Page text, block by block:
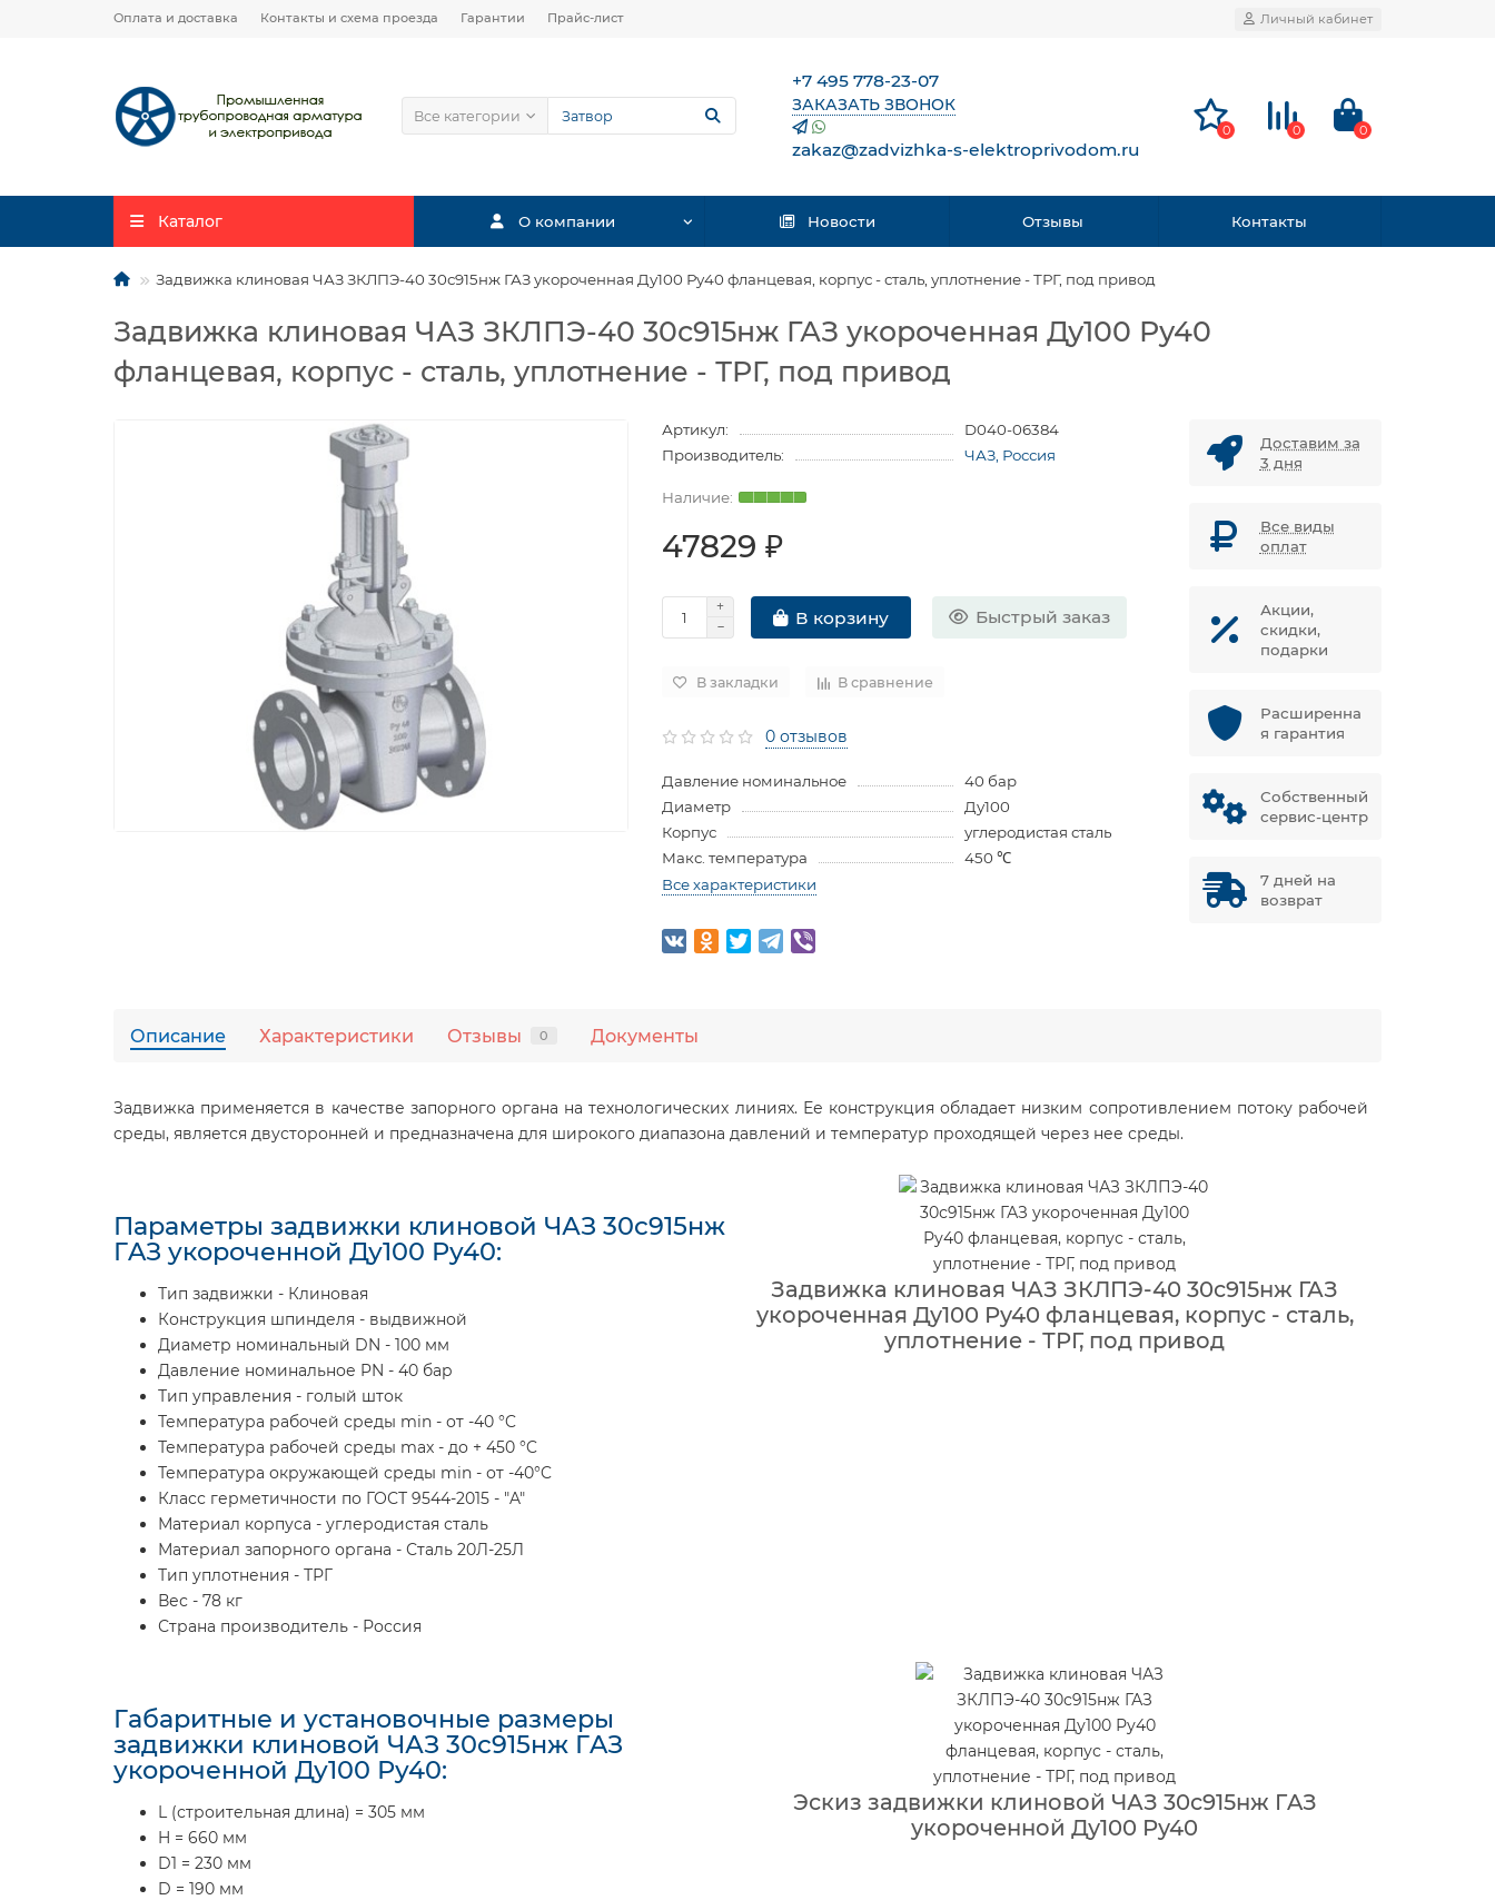
Оплата и доставка Контакты и схема проезда Гарантии Прайс-лист Личный кабинет
Все категории
+7 495 778-23-07
ЗАКАЗАТЬ ЗВОНОК
zakaz@zadvizhka-s-elektroprivodom.ru
0 0 0
Каталог О компании Новости Отзывы Контакты
Задвижка клиновая ЧАЗ ЗКЛПЭ-40 30с915нж ГАЗ укороченная Ду100 Ру40 фланцевая, корпус - сталь, уплотнение - ТРГ, под привод
Задвижка клиновая ЧАЗ ЗКЛПЭ-40 30с915нж ГАЗ укороченная Ду100 Ру40
фланцевая, корпус - сталь, уплотнение - ТРГ, под привод
Артикул:
D040-06384
Производитель:
ЧАЗ, Россия
47829 ₽
В корзину Быстрый заказ
В закладки В сравнение
0 отзывов
Давление номинальное
40 бар
Диаметр
Ду100
Корпус
углеродистая сталь
Макс. температура
450 ℃
Все характеристики
Доставим за
3 дня
Все виды
оплат
Акции,
скидки,
подарки
Расширенна
я гарантия
Собственный
сервис-центр
7 дней на
возврат
Описание Характеристики Отзывы 0 Документы
Задвижка применяется в качестве запорного органа на технологических линиях. Ее конструкция обладает низким сопротивлением потоку рабочей
среды, является двусторонней и предназначена для широкого диапазона давлений и температур проходящей через нее среды.
Параметры задвижки клиновой ЧАЗ 30с915нж
ГAЗ укороченной Ду100 Ру40:
Тип задвижки - Клиновая
Конструкция шпинделя - выдвижной
Диаметр номинальный DN - 100 мм
Давление номинальное PN - 40 бар
Тип управления - голый шток
Температура рабочей среды min - от -40 °C
Температура рабочей среды max - до + 450 °C
Температура окружающей среды min - от -40°C
Класс герметичности по ГОСТ 9544-2015 - "A"
Материал корпуса - углеродистая сталь
Материал запорного органа - Сталь 20Л-25Л
Тип уплотнения - ТРГ
Вес - 78 кг
Страна производитель - Россия
Задвижка клиновая ЧАЗ ЗКЛПЭ-40 30с915нж ГАЗ
укороченная Ду100 Ру40 фланцевая, корпус - сталь,
уплотнение - ТРГ, под привод
Габаритные и установочные размеры
задвижки клиновой ЧАЗ 30с915нж ГAЗ
укороченной Ду100 Ру40:
L (строительная длина) = 305 мм
H = 660 мм
D1 = 230 мм
D = 190 мм
Эскиз задвижки клиновой ЧАЗ 30с915нж ГAЗ
укороченной Ду100 Ру40